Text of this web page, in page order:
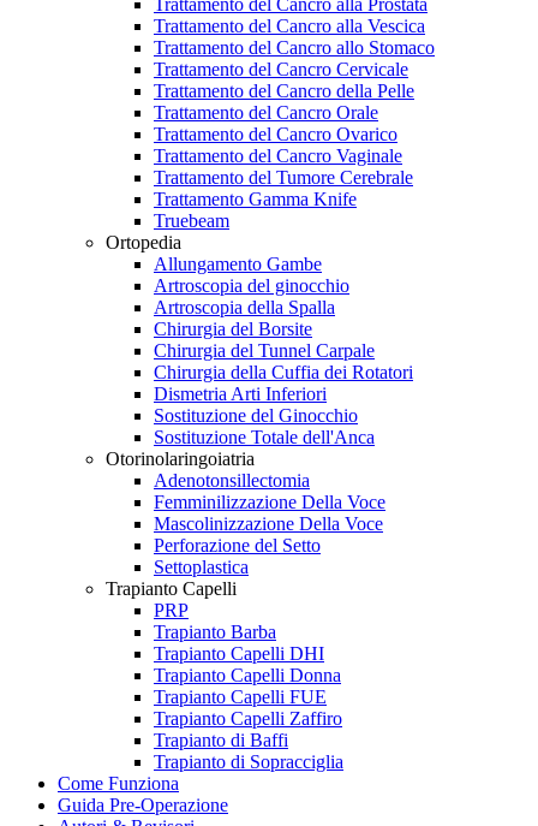
Trattamento del Cancro alla Vescica
Trattamento del Cancro allo Stomaco
Trattamento del Cancro Cervicale
Trattamento del Cancro della Pelle
Trattamento del Cancro Orale
Trattamento del Cancro Ovarico
Trattamento del Cancro Vaginale
Trattamento del Tumore Cerebrale
Trattamento Gamma Knife
Truebeam
Ortopedia
Allungamento Gambe
Artroscopia del ginocchio
Artroscopia della Spalla
Chirurgia del Borsite
Chirurgia del Tunnel Carpale
Chirurgia della Cuffia dei Rotatori
Dismetria Arti Inferiori
Sostituzione del Ginocchio
Sostituzione Totale dell'Anca
Otorinolaringoiatria
Adenotonsillectomia
Femminilizzazione Della Voce
Mascolinizzazione Della Voce
Perforazione del Setto
Settoplastica
Trapianto Capelli
PRP
Trapianto Barba
Trapianto Capelli DHI
Trapianto Capelli Donna
Trapianto Capelli FUE
Trapianto Capelli Zaffiro
Trapianto di Baffi
Trapianto di Sopracciglia
Come Funziona
Guida Pre-Operazione